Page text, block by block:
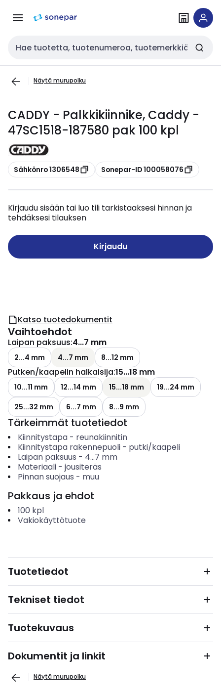
navigointiinsisältöön
Haku
Näytä murupolku
CADDY - Palkkikiinnike, Caddy -
47SC1518-187580 pak 100 kpl
Kopioi
Sähkönro 1306548 Kopioi
Sonepar-ID 100058076
Kirjaudu sisään tai luo tili tarkistaaksesi hinnan ja
tehdäksesi tilauksen
Kirjaudu
Katso tuotedokumentit
Vaihtoehdot
Laipan paksuus:4...7 mm
2...4 mm 4...7 mm 8...12 mm
Putken/kaapelin halkaisija:15...18 mm
10...11 mm 12...14 mm 15...18 mm
19...24 mm
25...32 mm
6...7 mm 8...9 mm
Tärkeimmät tuotetiedot
Kiinnitystapa- reunakiinnitin
Kiinnitystapa rakennepuoli- putki/kaapeli
Laipan paksuus - 4...7 mm
Materiaali- jousiteräs
Pinnan suojaus - muu
Pakkaus ja ehdot
100 kpl
Vakiokäyttötuote
Tuotetiedot
Tekniset tiedot
Tuotekuvaus
Dokumentit ja linkit
Näytä murupolku